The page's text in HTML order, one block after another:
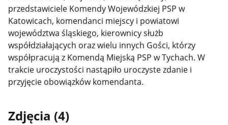
przedstawiciele Komendy Wojewódzkiej PSP w
Katowicach, komendanci miejscy i powiatowi
województwa śląskiego, kierownicy służb
współdziałających oraz wielu innych Gości, którzy
współpracują z Komendą Miejską PSP w Tychach. W
trakcie uroczystości nastąpiło uroczyste zdanie i
przyjęcie obowiązków komendanta.
Zdjęcia (4)